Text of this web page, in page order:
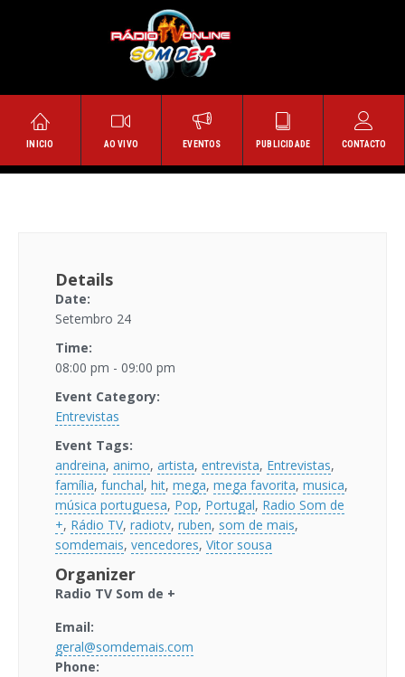
INICIO AO VIVO EVENTOS PUBLICIDADE CONTACTO
Details
Date:
Setembro 24
Time:
08:00 pm - 09:00 pm
Event Category:
Entrevistas
Event Tags:
andreina, animo, artista, entrevista, Entrevistas,
família, funchal, hit, mega, mega favorita, musica,
música portuguesa, Pop, Portugal, Radio Som de
+, Rádio TV, radiotv, ruben, som de mais,
somdemais, vencedores, Vitor sousa
Organizer
Radio TV Som de +
Email:
geral@somdemais.com
Phone: